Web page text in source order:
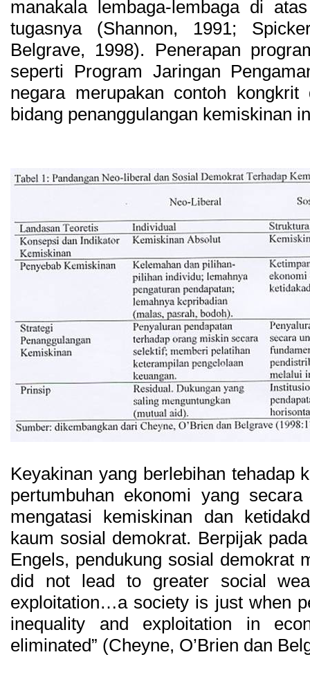
manakala lembaga-lembaga di
tugasnya (Shannon, 1991;
Belgrave, 1998). Penerapan
seperti Program Jaringan
negara merupakan contoh
bidang penanggulangan kemiskinan
Keyakinan yang berlebihan tehadap
pertumbuhan ekonomi yang
mengatasi kemiskinan dan
kaum sosial demokrat. Berpijak
Engels, pendukung sosial demokrat
did not lead to greater social
exploitation…a society is just when
inequality and exploitation in
eliminated” (Cheyne, O’Brien dan